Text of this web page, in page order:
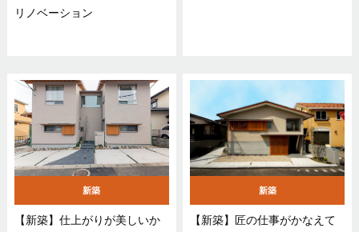
リノベーション
新築
【新築】仕上がりが美しいか
新築
【新築】匠の仕事がかなえて